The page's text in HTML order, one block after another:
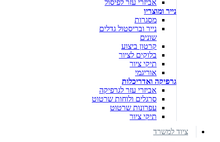
אביזרי עזר לפיסול
נייר ומוצריו
מסגרות
נייר ובריסטול גדלים
שונים
קרטון ביצוע
בלוקים לציור
תיקי ציור
אוריגמי
גרפיקה ואדריכלות
אביזרי עזר לגרפיקה
סרגלים ולוחות שרטוט
עפרונות שרטוט
תיקי ציור
ציוד למשרד